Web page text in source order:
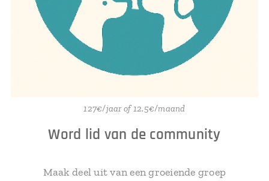
127€/jaar of 12.5€/maand
Word lid van de community
Maak deel uit van een groeiende groep